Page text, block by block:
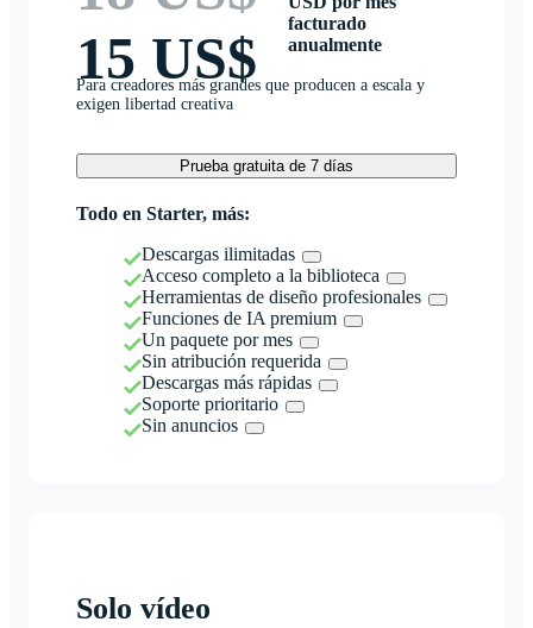
15 US$
facturado
anualmente
Para creadores más grandes que producen a escala y
exigen libertad creativa
Prueba gratuita de 7 días
Todo en Starter, más:
Descargas ilimitadas
Acceso completo a la biblioteca
Herramientas de diseño profesionales
Funciones de IA premium
Un paquete por mes
Sin atribución requerida
Descargas más rápidas
Soporte prioritario
Sin anuncios
Solo vídeo